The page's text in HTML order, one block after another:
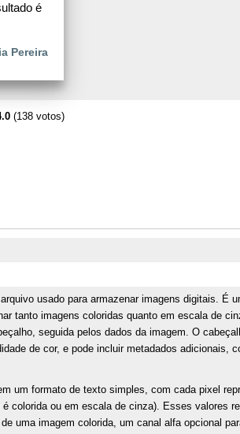
é
Pereira
(138 votos)
usado para armazenar imagens digitais. É
tanto imagens coloridas quanto em escala de
seguida pelos dados da imagem. O
de cor, e pode incluir metadados adicionais,
um formato de texto simples, com cada pixel
colorida ou em escala de cinza). Esses valores
uma imagem colorida, um canal alfa opcional